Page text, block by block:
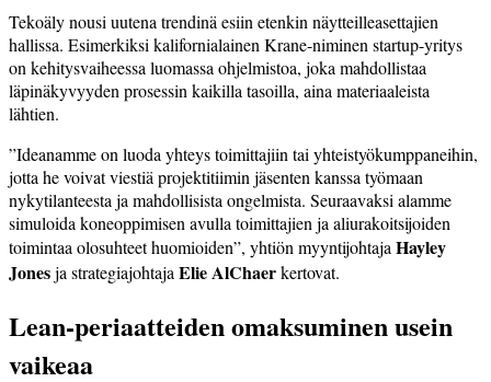
Tekoäly nousi uutena trendinä esiin etenkin näytteilleasettajien
hallissa. Esimerkiksi kalifornialainen Krane-niminen startup-yritys
on kehitysvaiheessa luomassa ohjelmistoa, joka mahdollistaa
läpinäkyvyyden prosessin kaikilla tasoilla, aina materiaaleista
lähtien.
”Ideanamme on luoda yhteys toimittajiin tai yhteistyökumppaneihin,
jotta he voivat viestiä projektitiimin jäsenten kanssa työmaan
nykytilanteesta ja mahdollisista ongelmista. Seuraavaksi alamme
simuloida koneoppimisen avulla toimittajien ja aliurakoitsijoiden
toimintaa olosuhteet huomioiden”, yhtiön myyntijohtajaHayley
Jonesja strategiajohtajaElie AlChaerkertovat.
Lean-periaatteiden omaksuminen usein
vaikeaa